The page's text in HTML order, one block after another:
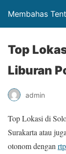
Membahas
Top
Liburan
admin
Top Lokasi di
Surakarta atau
otonom dengan